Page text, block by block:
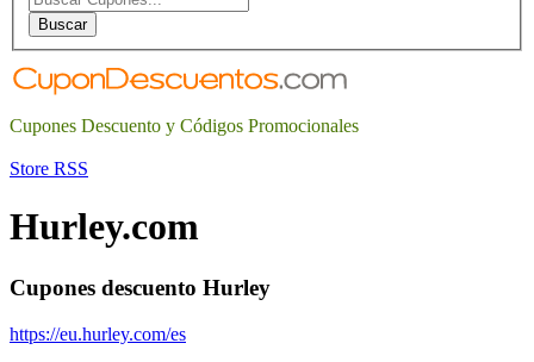
for:Buscar
Cupones Descuento y Códigos Promocionales
Store RSS
Hurley.com
Cupones descuento Hurley
https://eu.hurley.com/es